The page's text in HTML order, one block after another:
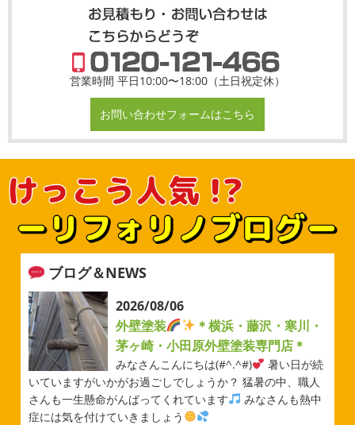
営業時間 平日10:00〜18:00（土日祝定休）
お問い合わせフォームはこちら
ブログ＆NEWS
2026/08/06
外壁塗装
＊横浜・藤沢・寒川・
茅ヶ崎・小田原外壁塗装専門店＊
みなさんこんにちは(#^.^#)
暑い日が続
いていますがいかがお過ごしでしょうか？ 猛暑の中、職人
さんも一生懸命がんばってくれています
みなさんも熱中
症には気を付けていきましょう